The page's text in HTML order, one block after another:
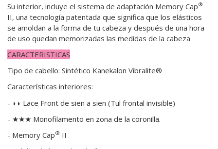
Su interior, incluye el sistema de adaptación Memory Cap®
II, una tecnología patentada que significa que los elásticos
se amoldan a la forma de tu cabeza y después de una hora
de uso quedan memorizadas las medidas de la cabeza
CARACTERISTICAS
Tipo de cabello: Sintético Kanekalon Vibralite®
Características interiores:
- ◗◗ Lace Front de sien a sien (Tul frontal invisible)
- ★★★ Monofilamento en zona de la coronilla.
- Memory Cap® II